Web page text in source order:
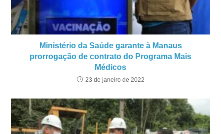
Ministério da Saúde garante à Manaus
prorrogação de contrato do Programa Mais
Médicos
23 de janeiro de 2022